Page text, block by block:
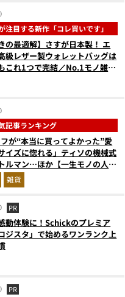
注目する新作「コレ買いです」
の最適解】さすが日本製！ エ
級レザー製ウォレットバッグは
これ1つで完結／No.1モノ雑誌
き『コレ買いです』Vol.168
記事ランキング
が“本当に買ってよかった”愛
イズに惚れる」ティソの機械式
ルマン…ほか【一生モノの人気
ベスト3】（2026年5月版）
雑貨
PR
動体験に！Schickのプレミア
ジスタ」で始めるワンランク上
PR